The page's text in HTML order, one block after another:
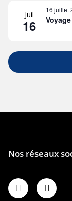
Juil
16
16 juillet